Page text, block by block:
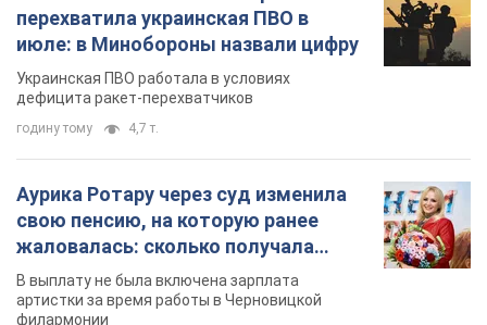
свою пенсию, на которую ранее
жаловалась: сколько получала
певица
артистки за время работы в Черновицкой
филармонии
за 12 годин